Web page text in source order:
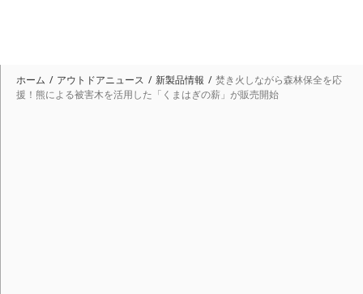
ホーム アウトドアニュース 新製品情報
焚き火しながら森林保全を応
援！熊による被害木を活用した「くまはぎの薪」が販売開始